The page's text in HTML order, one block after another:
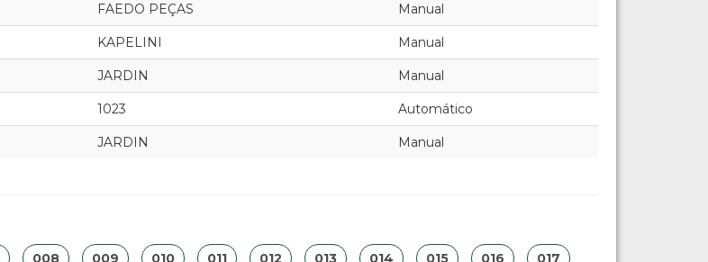
FAEDO PEÇAS Manual
KAPELINI Manual
JARDIN Manual
1023 Automático
JARDIN Manual
008 009 010 011 012 013 014 015 016 017